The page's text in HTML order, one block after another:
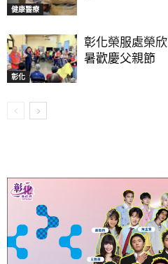
健康醫療
彰化
彰化榮服處榮
暑歡慶父親節